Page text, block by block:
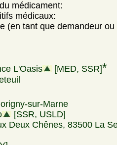
médicament:
médicaux:
(en tant que demandeur ou
L'Oasis [MED, SSR]*
sur-Marne
[SSR, USLD]
Deux Chênes, 83500 La